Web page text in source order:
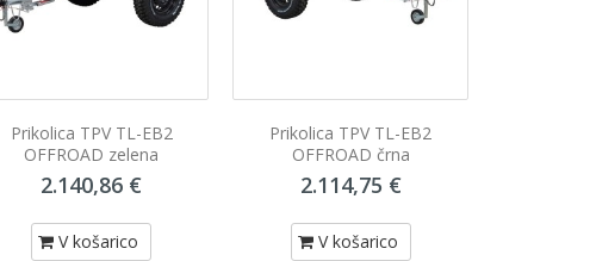
Prikolica TPV TL-EB2
OFFROAD zelena
2.140,86 €
V košarico
Prikolica TPV TL-EB2
OFFROAD črna
2.114,75 €
V košarico